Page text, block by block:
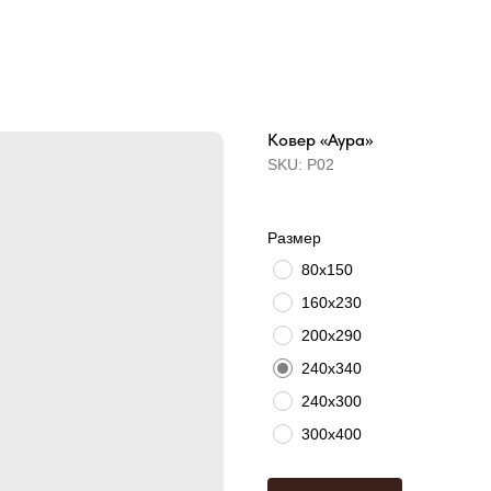
Ковер «Аура»
SKU: Р02
Размер
80х150
160х230
200х290
240х340
240x300
300х400